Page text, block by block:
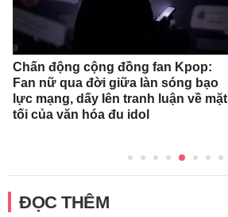
Chấn động cộng đồng fan Kpop:
Fan nữ qua đời giữa làn sóng bạo
lực mạng, dấy lên tranh luận về mặt
tối của văn hóa đu idol
ĐỌC THÊM